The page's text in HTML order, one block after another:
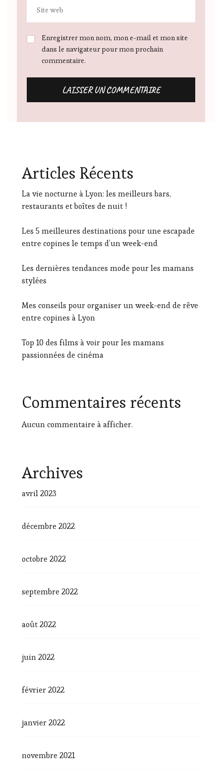
Enregistrer mon nom, mon e-mail et mon site
dans le navigateur pour mon prochain
commentaire.
Articles Récents
La vie nocturne à Lyon: les meilleurs bars,
restaurants et boîtes de nuit !
Les 5 meilleures destinations pour une escapade
entre copines le temps d’un week-end
Les dernières tendances mode pour les mamans
stylées
Mes conseils pour organiser un week-end de rêve
entre copines à Lyon
Top 10 des films à voir pour les mamans
passionnées de cinéma
Commentaires récents
Aucun commentaire à afficher.
Archives
avril 2023
décembre 2022
octobre 2022
septembre 2022
août 2022
juin 2022
février 2022
janvier 2022
novembre 2021